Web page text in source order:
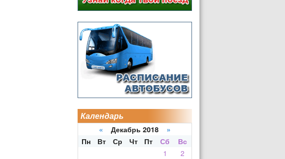
Календарь
« Декабрь 2018 »
Пн
Вт Ср Чт Пт Сб
Вс
1
2